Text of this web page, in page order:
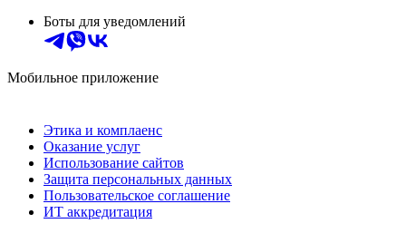
Боты для уведомлений
Мобильное приложение
Этика и комплаенс
Оказание услуг
Использование сайтов
Защита персональных данных
Пользовательское соглашение
ИТ аккредитация